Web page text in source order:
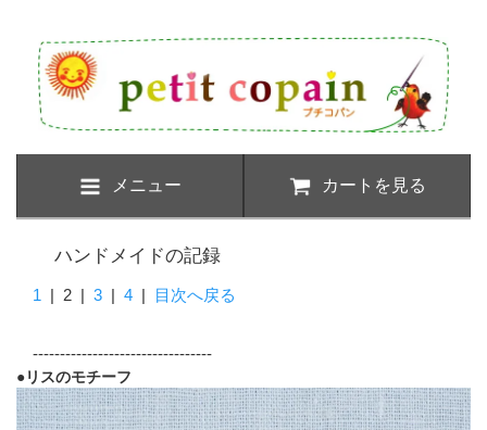
メニュー カートを見る
ハンドメイドの記録
1 | 2 | 3 | 4 | 目次へ戻る
---------------------------------
●リスのモチーフ